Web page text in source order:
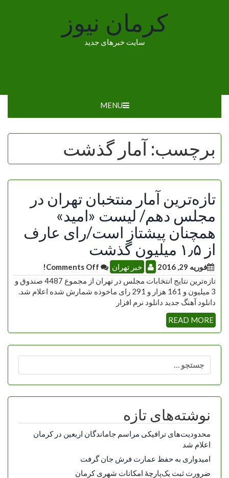
کرمان نیوز
سایت خبرهای جدید
MENU
برچسب: آمار گذشت
تازه‌ترین آمار منتخبان تهران در
مجلس دهم/ لیست «امید»
همچنان پیشتاز است/رای عارف
از ۱٫۵ میلیون گذشت
فوریه 29, 2016 خبر تهران
تازه‌ترین نتایج انتخابات مجلس در تهران از مجموع 4487 صندوق و
3 میلیون و 161 هزار و 291 رای ماخوذه شمارش شده اعلام شد.
دانلود آهنگ جدید دانلود نرم افزار
READ MORE
برای:
نوشته‌های تازه
محدودیت‌های ترافیکی مراسم جاماندگان اربعین در کرمان
اعلام شد
امیدواری به حفظ عمارت فرش جان گرفت
ضرورت ثبت یک‌پارچۀ امکانات شهری کرمان